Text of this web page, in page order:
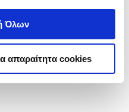
Όλων
απαραίτητα cookies